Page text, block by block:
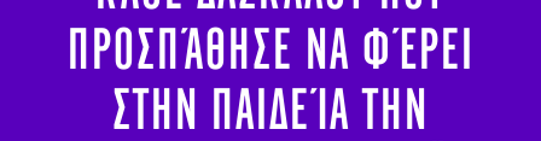
ΠΡΟΣΠΆΘΗΣΕ ΝΑ ΦΈΡΕΙ
ΣΤΗΝ ΠΑΙΔΕΊΑ ΤΗΝ